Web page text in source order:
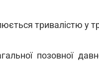
тривалістю у
позовної